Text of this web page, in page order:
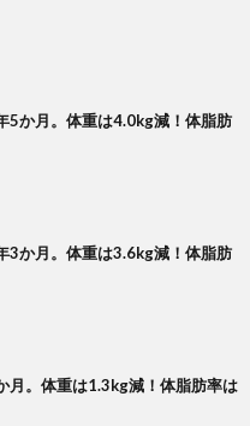
5か月。体重は4.0kg減！体脂肪
3か月。体重は3.6kg減！体脂肪
月。体重は1.3kg減！体脂肪率は